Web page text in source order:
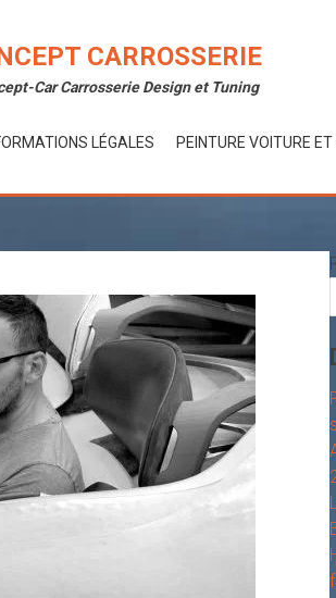
CARROSSERIE
Car Carrosserie Design et Tuning
LÉGALES PEINTURE VOITURE